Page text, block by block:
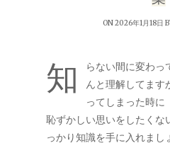
ON 2026年1月18日
知
らない間に変わっ
んと理解してます
ってしまった時に
恥ずかしい思いをしたくな
っかり知識を手に入れまし